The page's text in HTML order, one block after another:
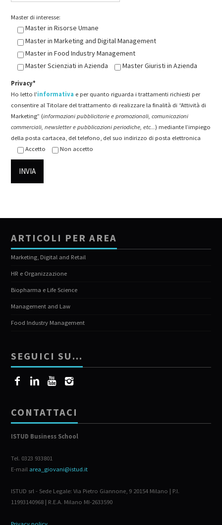
Master di interesse:
Master in Risorse Umane
Master in Marketing and Digital Management
Master in Food Industry Management
Master Scienziati in Azienda
Master Giuristi in Azienda
Privacy*
Ho letto l'informativa e per quanto riguarda i trattamenti richiesti per
consentire al Titolare del trattamento di realizzare la finalità di “Attività di
Marketing” (informazioni pubblicitarie e promozionali, comunicazioni
commerciali, newsletter e pubblicazioni periodiche, etc...) mediante l’impiego
della posta cartacea, del telefono, del suo indirizzo di posta elettronica
Accetto
Non accetto
ARTICOLI PER AREA
Marketing, Digital and Retail
HR e Organizzazione
Biopharma e Life Science
Management and Law
Food Industry Management
SEGUICI SU…
CONTATTACI
ISTUD Business School
Tel. 0323 933801
E-mail area_giovani@istud.it
ISTUD srl - Sede Legale: Via Pietro Giannone, 9 20154 Milano | P.I.
11993140968 | R.E.A. Milano MI-2633590